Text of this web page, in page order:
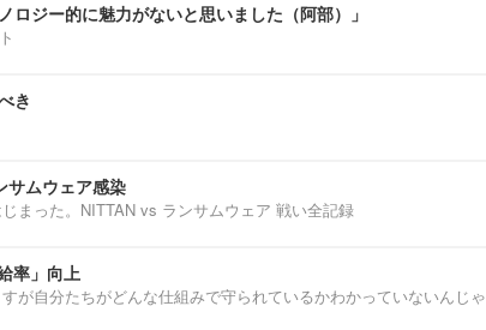
ロジー的に魅力がないと思いました（阿部）」
き
サムウェア感染
まった。NITTAN vs ランサムウェア 戦い全記録
率」向上
が自分たちがどんな仕組みで守られているかわかっていないんじゃ